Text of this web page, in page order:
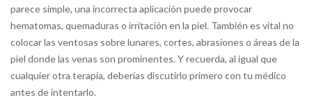
parece simple, una incorrecta aplicación puede provocar
hematomas, quemaduras o irritación en la piel. También es vital no
colocar las ventosas sobre lunares, cortes, abrasiones o áreas de la
piel donde las venas son prominentes. Y recuerda, al igual que
cualquier otra terapia, deberías discutirlo primero con tu médico
antes de intentarlo.